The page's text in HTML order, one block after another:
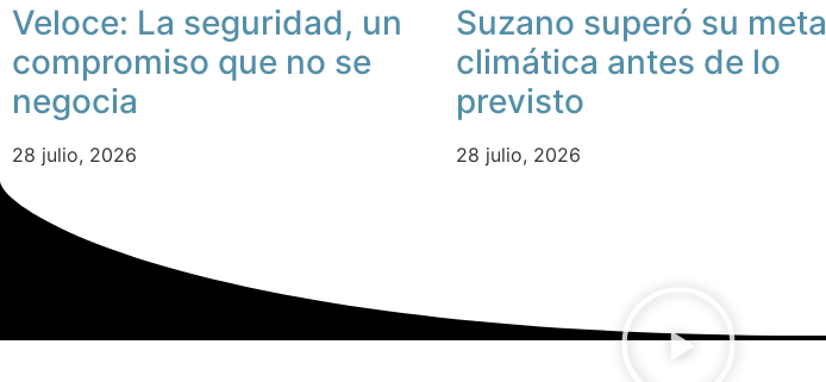
Veloce: La seguridad, un
compromiso que no se
negocia
28 julio, 2026
Suzano superó su meta
climática antes de lo
previsto
28 julio, 2026